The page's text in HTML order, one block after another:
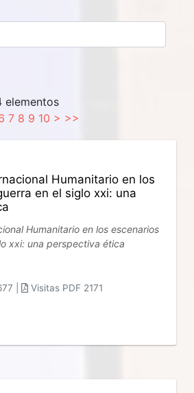
elementos
7 8 9 10 > >>
Humanitario en los
en el siglo xxi: una
Humanitario en los escenarios
xxi: una perspectiva ética
| Visitas PDF 2171